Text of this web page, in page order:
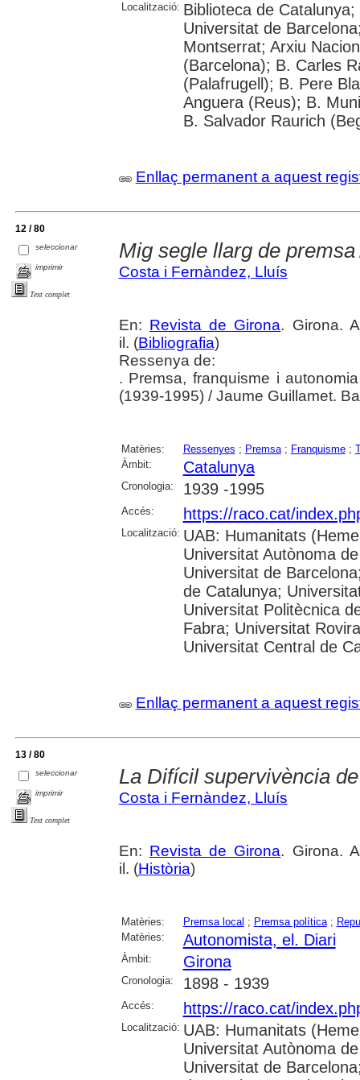
Localització: Biblioteca de
Universitat de
Montserrat; Arxiu
(Barcelona); B. Carles
(Palafrugell); B. Pere
Anguera (Reus); B.
B. Salvador Raurich
Enllaç permanent a aquest
12 / 80
seleccionar
imprimir
Text complet
Mig segle llarg de premsa
Costa i Fernàndez, Lluís
En: Revista de Girona. Girona.
il. (Bibliografia)
Ressenya de:
. Premsa, franquisme i
(1939-1995) / Jaume Guillamet.
Matèries: Ressenyes ; Premsa; Franquisme;
Àmbit:
Catalunya
Cronologia: 1939 -1995
Accés: https://raco.cat/
Localització: UAB: Humanitats
Universitat Autònoma
Universitat de
de Catalunya;
Universitat Politècnica
Fabra; Universitat
Universitat Central de
Enllaç permanent a aquest
13 / 80
seleccionar
imprimir
Text complet
La Difícil supervivència
Costa i Fernàndez, Lluís
En: Revista de Girona. Girona.
il. (Història)
Matèries: Premsa local ; Premsa política;
Matèries:
Autonomista, el. Diari
Àmbit: Girona
Cronologia: 1898 - 1939
Accés: https://raco.cat/
Localització: UAB: Humanitats
Universitat Autònoma
Universitat de